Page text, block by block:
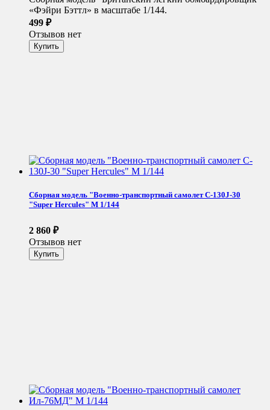
«Фэйри Бэттл» в масштабе 1/144.
499 ₽
Отзывов нет
Сборная модель "Военно-транспортный самолет C-130J-30
"Super Hercules" М 1/144
2 860 ₽
Отзывов нет